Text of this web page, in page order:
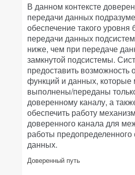
В данном контексте
передачи данных
обеспечение такого уровня
передачи данных
ниже, чем при передаче
замкнутой подсистемы.
предоставить возможность
функций и данных, которые
выполнены/переданы
доверенному каналу, а
обеспечить работу
доверенного канала для
работы предопределенного
данных.
Доверенный путь